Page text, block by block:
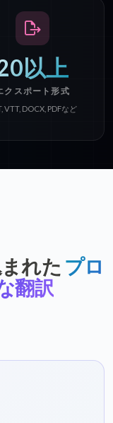
以上
クスポート形式
VTT, DOCX, PDFなど
れた プロ
翻訳